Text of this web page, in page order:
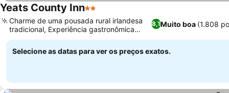
Yeats County Inn2 Estrelas
8,1Muito boa (1.808
Charme de uma pousada rural irlandesa
tradicional, Experiência gastronômica
farta e caseira
Selecione as datas para ver os preços exatos.